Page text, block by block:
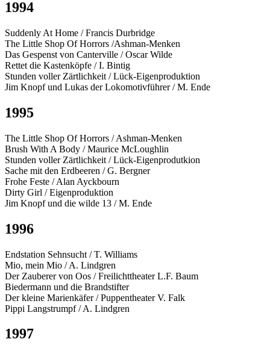
1994
Suddenly At Home / Francis Durbridge
The Little Shop Of Horrors /Ashman-Menken
Das Gespenst von Canterville / Oscar Wilde
Rettet die Kastenköpfe / I. Bintig
Stunden voller Zärtlichkeit / Lück-Eigenproduktion
Jim Knopf und Lukas der Lokomotivführer / M. Ende
1995
The Little Shop Of Horrors / Ashman-Menken
Brush With A Body / Maurice McLoughlin
Stunden voller Zärtlichkeit / Lück-Eigenprodutkion
Sache mit den Erdbeeren / G. Bergner
Frohe Feste / Alan Ayckbourn
Dirty Girl / Eigenproduktion
Jim Knopf und die wilde 13 / M. Ende
1996
Endstation Sehnsucht / T. Williams
Mio, mein Mio / A. Lindgren
Der Zauberer von Oos / Freilichttheater L.F. Baum
Biedermann und die Brandstifter
Der kleine Marienkäfer / Puppentheater V. Falk
Pippi Langstrumpf / A. Lindgren
1997